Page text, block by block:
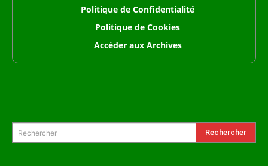
Politique de Confidentialité
Politique de Cookies
Accéder aux Archives
Rechercher Rechercher